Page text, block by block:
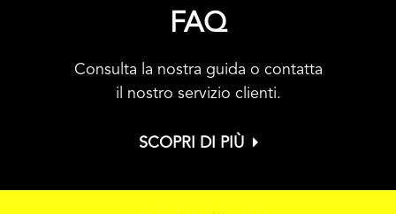
FAQ
Consulta la nostra guida o contatta
il nostro servizio clienti.
SCOPRI DI PIÙ